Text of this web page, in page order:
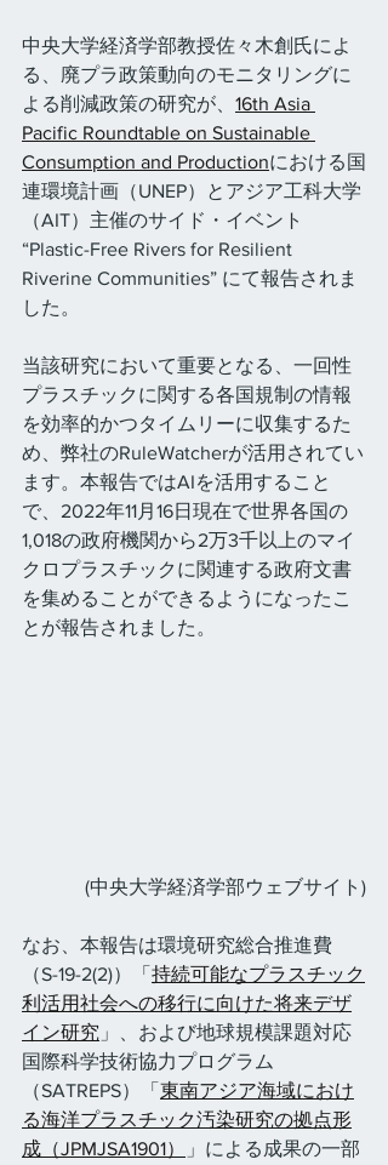
中央大学経済学部教授佐々木創氏によ
る、廃プラ政策動向のモニタリングに
よる削減政策の研究が、 16th Asia
Pacific Roundtable on Sustainable
Consumption and Productionにおける国
連環境計画（UNEP）とアジア工科大学
（AIT）主催のサイド・イベント
“Plastic-Free Rivers for Resilient
Riverine Communities” にて報告されま
した。
当該研究において重要となる、一回性
プラスチックに関する各国規制の情報
を効率的かつタイムリーに収集するた
め、弊社のRuleWatcherが活用されてい
ます。本報告ではAIを活用すること
で、2022年11月16日現在で世界各国の
1,018の政府機関から2万3千以上のマイ
クロプラスチックに関連する政府文書
を集めることができるようになったこ
とが報告されました。
(中央大学経済学部ウェブサイト)
なお、本報告は環境研究総合推進費
（S-19-2(2)）「 持続可能なプラスチック
利活用社会への移行に向けた将来デザ
イン研究 」、および地球規模課題対応
国際科学技術協力プログラム
（SATREPS）「 東南アジア海域におけ
る海洋プラスチック汚染研究の拠点形
成（JPMJSA1901）
」による成果の一部